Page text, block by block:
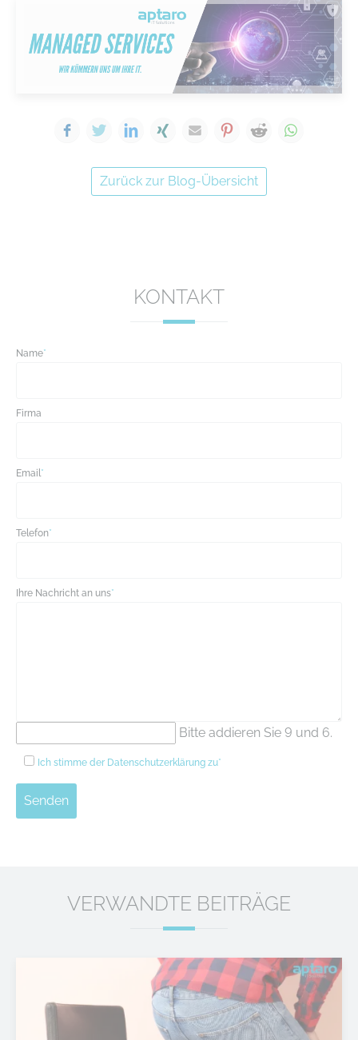
Facebook
Twitter LinkedInXing E-mail PinterestReddit
Zurück zur Blog-Übersicht
KONTAKT
Name*
Firma
Email*
Telefon*
Ihre Nachricht an uns*
Bitte addieren Sie 9 und 6.
Ich stimme der Datenschutzerklärung zu*
Senden
VERWANDTE BEITRÄGE